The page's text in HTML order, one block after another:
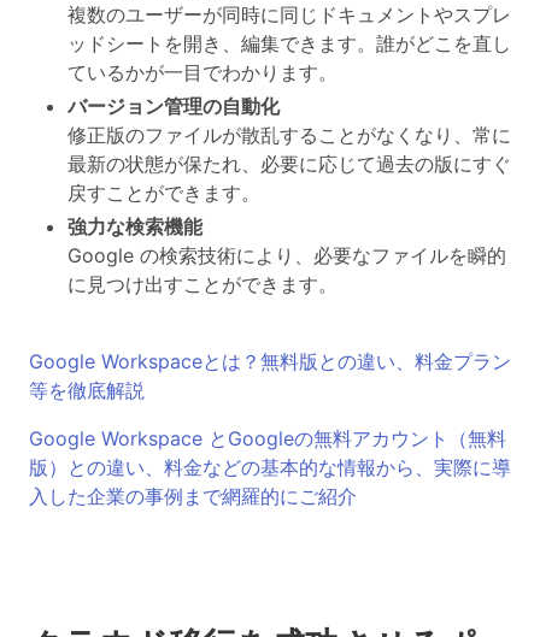
複数のユーザーが同時に同じドキュメントやスプレ
ッドシートを開き、編集できます。誰がどこを直し
ているかが一目でわかります。
バージョン管理の自動化
修正版のファイルが散乱することがなくなり、常に
最新の状態が保たれ、必要に応じて過去の版にすぐ
戻すことができます。
強力な検索機能
Google の検索技術により、必要なファイルを瞬的
に見つけ出すことができます。
Google Workspaceとは？無料版との違い、料金プラン
等を徹底解説
Google Workspace とGoogleの無料アカウント（無料
版）との違い、料金などの基本的な情報から、実際に導
入した企業の事例まで網羅的にご紹介